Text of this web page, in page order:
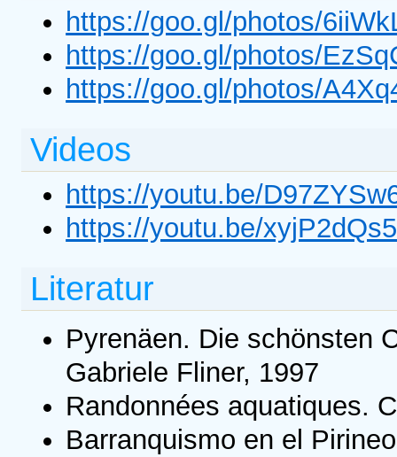
https://goo.gl/photos/
https://goo.gl/photos/
https://goo.gl/photos/
Videos
https://youtu.be/
https://youtu.be/
Literatur
Pyrenäen. Die schönsten
Gabriele Fliner, 1997
Randonnées aquatiques.
Barranquismo en el